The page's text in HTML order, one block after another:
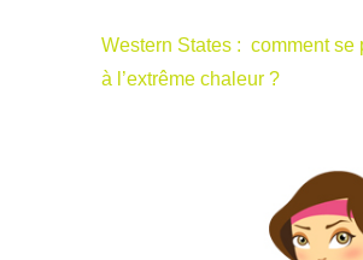
Western States : comment se
à l’extrême chaleur ?